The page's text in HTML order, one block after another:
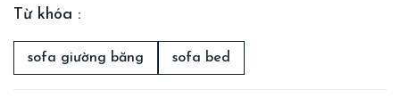
Từ khóa :
sofa giường băng sofa bed